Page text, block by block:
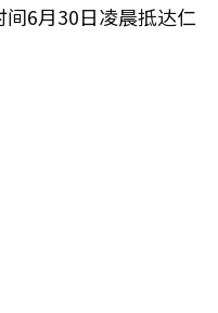
6月30日凌晨抵达仁